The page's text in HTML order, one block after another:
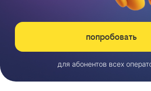
попробовать
для абонентов всех